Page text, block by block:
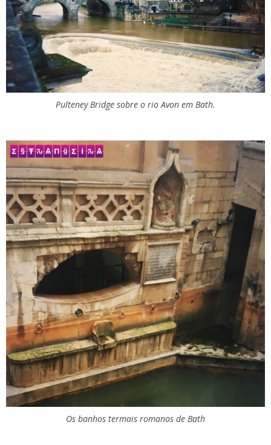
Pulteney Bridge sobre o rio Avon em Bath.
Os banhos termais romanos de Bath